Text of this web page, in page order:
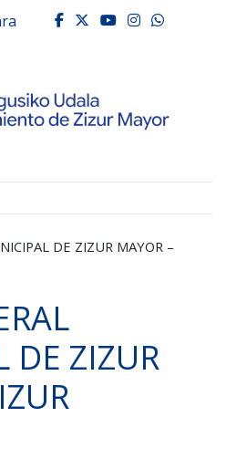
de
facebook
twitter
youtube
DE ZIZUR MAYOR –
DE ZIZUR